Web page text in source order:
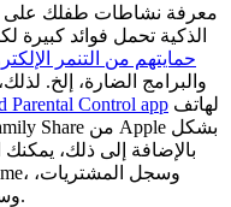
معرفة نشاطات طفلك على
الذكية تحمل فوائد كبيرة
حمايتهم من التنمر
والبرامج الضارة، إلخ.
Parental Control app
وسجل المتصفح لمعرفة أنشطتهم الأخيرة.